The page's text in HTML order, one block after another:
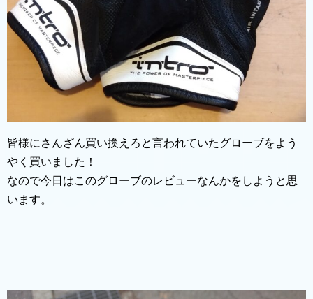
皆様にさんざん買い換えろと言われていたグローブをよう
やく買いました！
なので今日はこのグローブのレビューなんかをしようと思
います。